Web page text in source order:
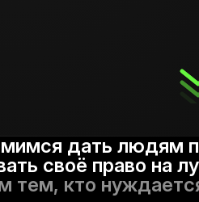
дать людям
своё право на
тем, кто